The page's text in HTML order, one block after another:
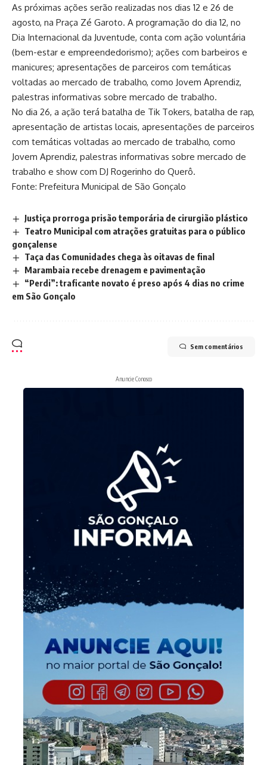
As próximas ações serão realizadas nos dias 12 e 26 de
agosto, na Praça Zé Garoto. A programação do dia 12, no
Dia Internacional da Juventude, conta com ação voluntária
(bem-estar e empreendedorismo); ações com barbeiros e
manicures; apresentações de parceiros com temáticas
voltadas ao mercado de trabalho, como Jovem Aprendiz,
palestras informativas sobre mercado de trabalho.
No dia 26, a ação terá batalha de Tik Tokers, batalha de rap,
apresentação de artistas locais, apresentações de parceiros
com temáticas voltadas ao mercado de trabalho, como
Jovem Aprendiz, palestras informativas sobre mercado de
trabalho e show com DJ Rogerinho do Querô.
Fonte: Prefeitura Municipal de São Gonçalo
Justiça prorroga prisão temporária de cirurgião plástico
Teatro Municipal com atrações gratuitas para o público
gonçalense
Taça das Comunidades chega às oitavas de final
Marambaia recebe drenagem e pavimentação
“Perdi”: traficante novato é preso após 4 dias no crime
em São Gonçalo
Sem comentários
Anuncie Conosco